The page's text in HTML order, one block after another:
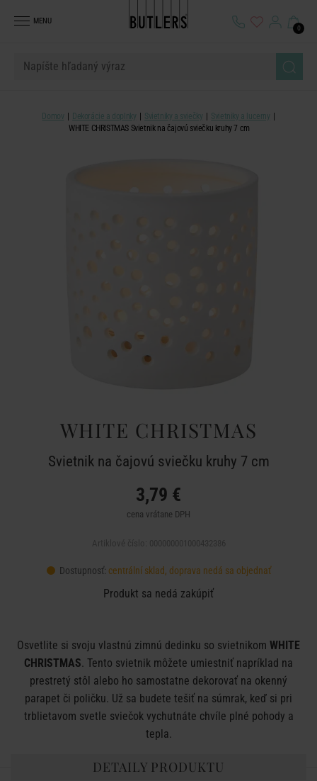
MENU
0
Domov Dekorácie a doplnky Svietniky a sviečky
Svietniky a lucerny
WHITE CHRISTMAS Svietnik na čajovú sviečku kruhy 7 cm
WHITE CHRISTMAS
Svietnik na čajovú sviečku kruhy 7 cm
3,79 €
cena vrátane DPH
Dostupnosť: centrální sklad, doprava nedá sa objednať
Produkt sa nedá zakúpiť
Osvetlite si svoju vlastnú zimnú dedinku so svietnikom WHITE
CHRISTMAS. Tento svietnik môžete umiestniť napríklad na
prestretý stôl alebo ho samostatne dekorovať na okenný
parapet či poličku. Už sa budete tešiť na súmrak, keď si pri
trblietavom svetle sviečok vychutnáte chvíle plné pohody a
tepla.
DETAILY PRODUKTU